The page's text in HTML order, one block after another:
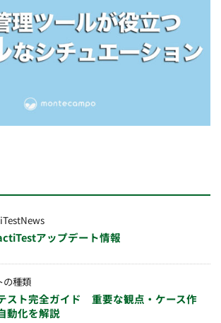
アップデート情報
の種類
スト完全ガイド 重要な観点・ケース作
動化を解説